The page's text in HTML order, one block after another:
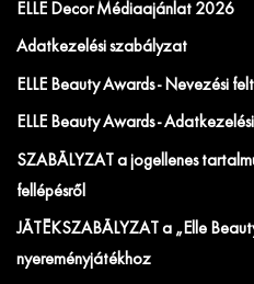
ELLE Decor Médiaajánlat 2026
Adatkezelési szabályzat
ELLE Beauty Awards - Nevezési
ELLE Beauty Awards -
SZABÁLYZAT a jogellenes
fellépésről
JÁTÉKSZABÁLYZAT a „Elle
nyereményjátékhoz